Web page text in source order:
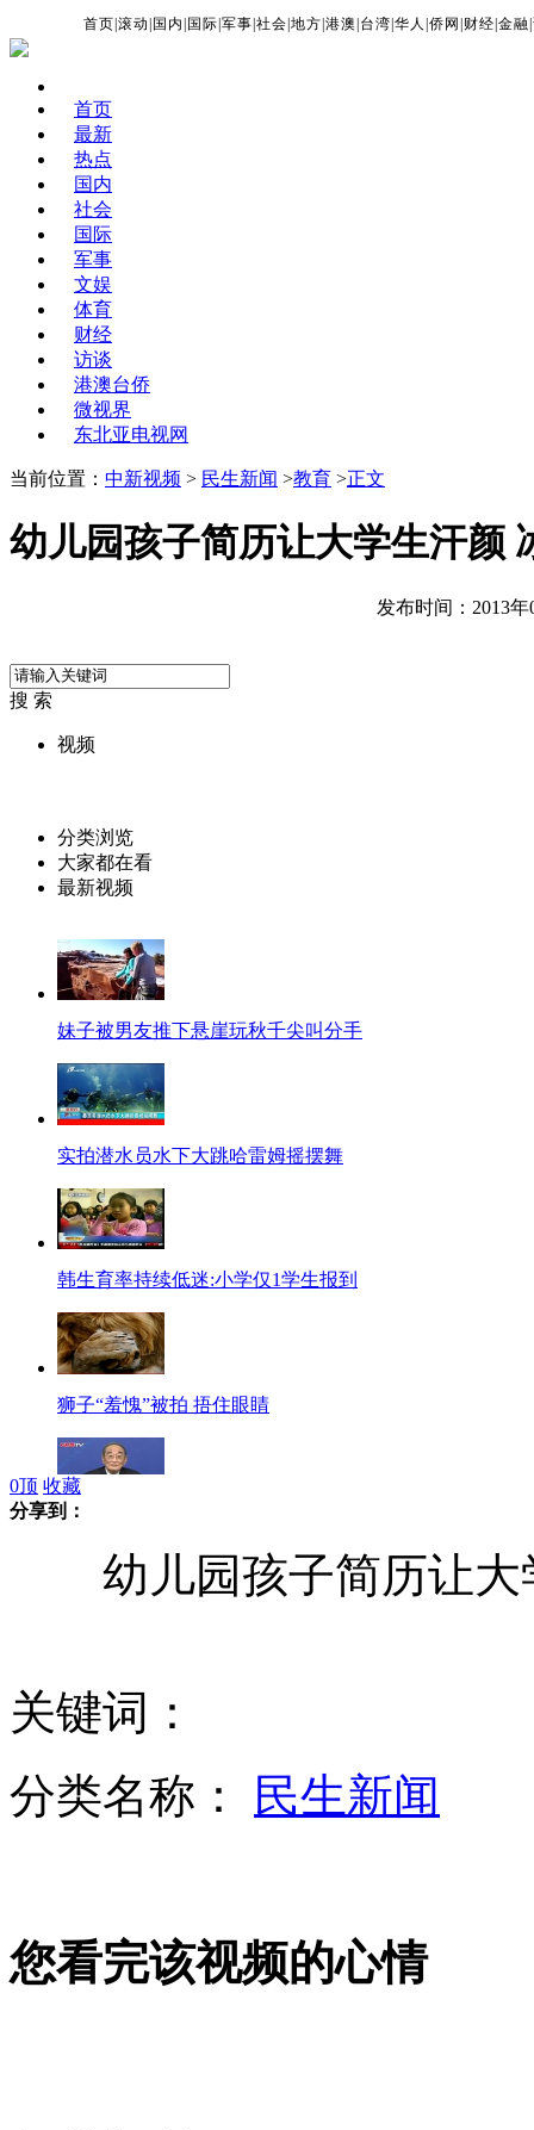
首页 |滚动 国内 国际 |军事 |社会 |地方 |港澳 台湾 |华人 |侨网 财经 |金融 |
首页
最新
热点
国内
社会
国际
军事
文娱
体育
财经
访谈
港澳台侨
微视界
东北亚电视网
当前位置： 中新视频 > 民生新闻 >教育 >正文
幼儿园孩子简历让大学生汗颜
发布时间：2013年
搜 索
视频
分类浏览
大家都在看
最新视频
妹子被男友推下悬崖玩秋千尖叫分手
实拍潜水员水下大跳哈雷姆摇摆舞
韩生育率持续低迷:小学仅1学生报到
狮子“羞愧”被拍 捂住眼睛
节目测试婴儿独自留车路人反应
0顶 收藏
分享到：
幼儿园孩子简历让大
关键词：
分类名称：
民生新闻
您看完该视频的心情